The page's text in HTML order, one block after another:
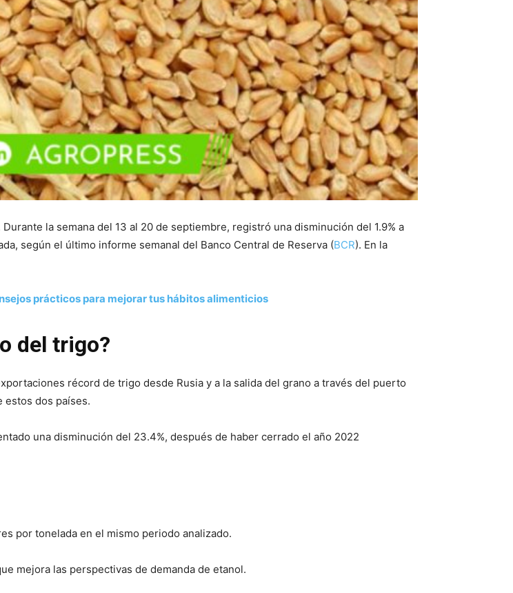
la semana del 13 al 20 de septiembre, registró una disminución del 1.9% a
según el último informe semanal del Banco Central de Reserva (BCR). En la
prácticos para mejorar tus hábitos alimenticios
del trigo?
récord de trigo desde Rusia y a la salida del grano a través del puerto
estos dos países.
una disminución del 23.4%, después de haber cerrado el año 2022
por tonelada en el mismo periodo analizado.
mejora las perspectivas de demanda de etanol.